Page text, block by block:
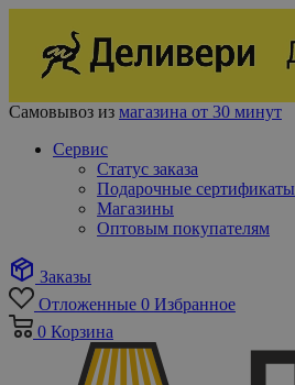
Самовывоз из магазина от 30 минут
Сервис
Статус заказа
Подарочные сертификаты
Магазины
Оптовым покупателям
Заказы
Отложенные 0 Избранное
0 Корзина